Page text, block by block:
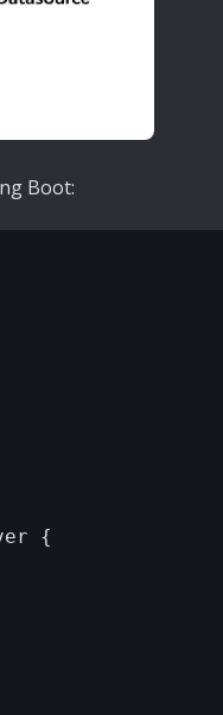
Boot:
{